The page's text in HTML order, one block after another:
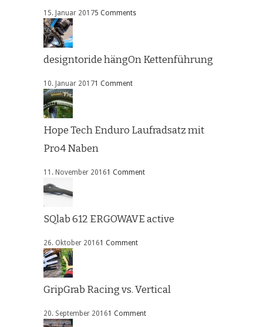
15. Januar 20175 Comments
designtoride hängOn Kettenführung
10. Januar 20171 Comment
Hope Tech Enduro Laufradsatz mit
Pro4 Naben
11. November 20161 Comment
SQlab 612 ERGOWAVE active
26. Oktober 20161 Comment
GripGrab Racing vs. Vertical
20. September 20161 Comment